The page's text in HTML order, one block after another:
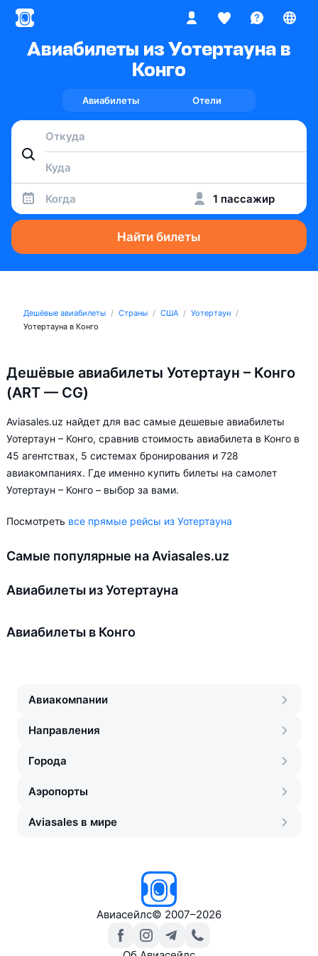
Авиабилеты из Уотертауна в
Конго
Авиабилеты Отели
Когда 1 пассажир
Найти билеты
Дешёвые авиабилеты Страны США
Уотертаун
Уотертауна в Конго
Дешёвые авиабилеты Уотертаун – Конго
(ART — CG)
Aviasales.uz найдет для вас самые дешевые авиабилеты
Уотертаун – Конго, сравнив стоимость авиабилета в Конго в
45 агентствах, 5 системах бронирования и 728
авиакомпаниях. Где именно купить билеты на самолет
Уотертаун – Конго – выбор за вами.
Посмотреть все прямые рейсы из Уотертауна
Самые популярные на Aviasales.uz
Авиабилеты из Уотертауна
Авиабилеты в Конго
Авиакомпании
Направления
Города
Аэропорты
Aviasales в мире
Авиасейлс© 2007–2026